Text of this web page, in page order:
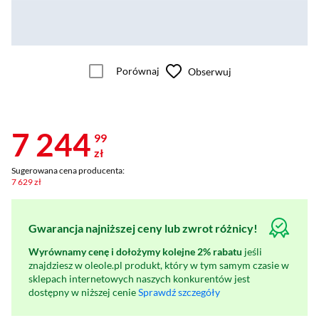
Porównaj Obserwuj
7 244 99
zł
Sugerowana cena producenta:
7 629 zł
Gwarancja najniższej ceny lub zwrot różnicy!
Wyrównamy cenę i dołożymy kolejne 2% rabatu jeśli
znajdziesz w oleole.pl produkt, który w tym samym czasie w
sklepach internetowych naszych konkurentów jest
dostępny w niższej cenieSprawdź szczegóły